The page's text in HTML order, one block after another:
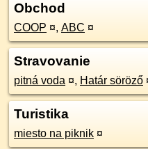
Obchod
COOP ¤, ABC ¤
Stravovanie
pitná voda ¤, Határ söröző
Turistika
miesto na piknik ¤